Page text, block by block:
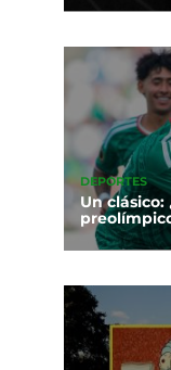
DEPORTES
Un